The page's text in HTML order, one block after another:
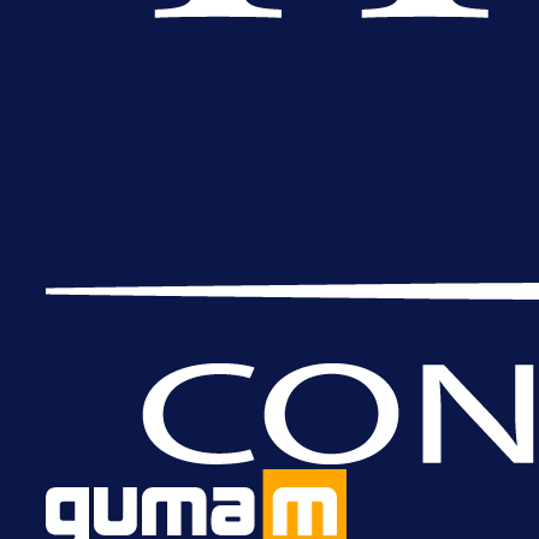
A Selekcija
Samed Baždar predstavljen u
novom klubu, nosit će kultni broj
devet!